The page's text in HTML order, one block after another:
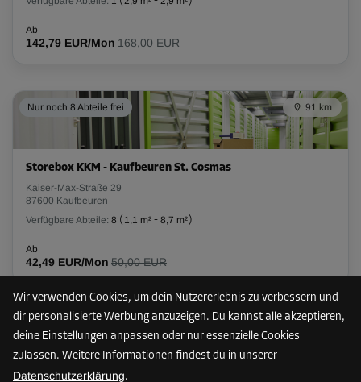
Wir verwenden Cookies, um dein Nutzererlebnis zu verbessern und
dir personalisierte Werbung anzuzeigen. Du kannst alle akzeptieren,
deine Einstellungen anpassen oder nur essenzielle Cookies
zulassen. Weitere Informationen findest du in unserer
Datenschutzerklärung.
-10%
59,00 EUR/Mon
53,09 EUR/Mon
Abteil 17
Fläche: 2,8 m²
Volumen: 8,4 m³
-10%
Ab
123,00 EUR/Mon
110,69 EUR/Mon
Ab
142,79 EUR/Mon 168,00 EUR
Nur noch 8 Abteile frei 91 km
Storebox KKM - Kaufbeuren St. Cosmas
Kaiser-Max-Straße 29
87600 Kaufbeuren
Verfügbare Abteile: 8 ( 1,1 m² - 8,7 m²)
Ab
42,49 EUR/Mon 50,00 EUR
93 km